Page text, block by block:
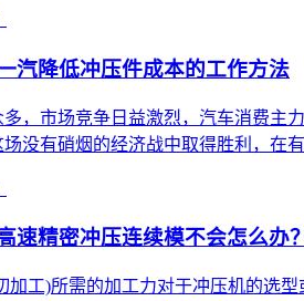
汽降低冲压件成本的工作方法
多，市场竞争日益激烈，汽车消费主
没有硝烟的经济战中取得胜利，在
速精密冲压连续模不会怎么办
加工)所需的加工力对于冲压机的选